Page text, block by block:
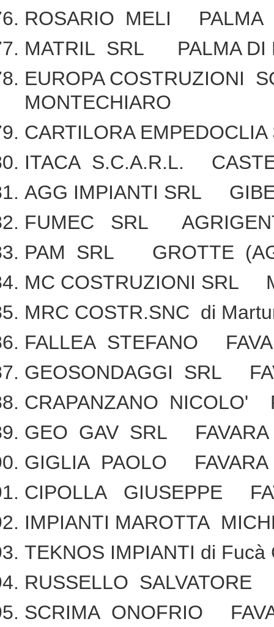
ROSARIO MELI PALMA
MATRIL SRL PALMA DI
EUROPA COSTRUZIONI
MONTECHIARO
CARTILORA
ITACA S.C.A.R.L.
AGG IMPIANTI SRL
FUMEC SRL
PAM SRL GROTTE
MC COSTRUZIONI SRL
MRC COSTR.SNC di
FALLEA STEFANO
GEOSONDAGGI SRL
CRAPANZANO NICOLO'
GEO GAV SRL FAVARA
GIGLIA PAOLO FAVARA
CIPOLLA GIUSEPPE
IMPIANTI MAROTTA
TEKNOS IMPIANTI di
RUSSELLO SALVATORE
SCRIMA ONOFRIO